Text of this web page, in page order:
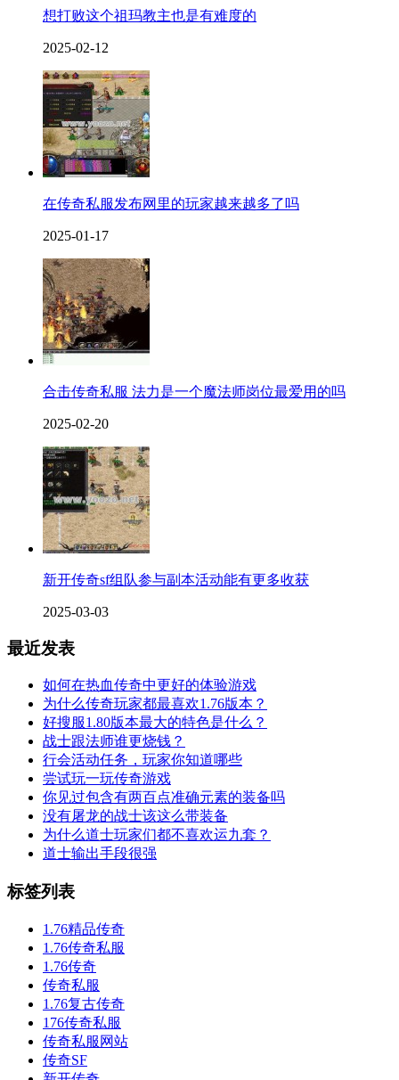
想打败这个祖玛教主也是有难度的
2025-02-12
在传奇私服发布网里的玩家越来越多了吗
2025-01-17
合击传奇私服 法力是一个魔法师岗位最爱用的吗
2025-02-20
新开传奇sf组队参与副本活动能有更多收获
2025-03-03
最近发表
如何在热血传奇中更好的体验游戏
为什么传奇玩家都最喜欢1.76版本？
好搜服1.80版本最大的特色是什么？
战士跟法师谁更烧钱？
行会活动任务，玩家你知道哪些
尝试玩一玩传奇游戏
你见过包含有两百点准确元素的装备吗
没有屠龙的战士该这么带装备
为什么道士玩家们都不喜欢运九套？
道士输出手段很强
标签列表
1.76精品传奇
1.76传奇私服
1.76传奇
传奇私服
1.76复古传奇
176传奇私服
传奇私服网站
传奇SF